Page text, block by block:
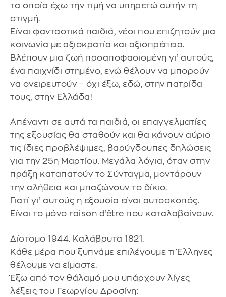
τα οποία έχω την τιμή να υπηρετώ αυτήν τη
στιγμή.
Είναι φανταστικά παιδιά, νέοι που επιζητούν μια
κοινωνία με αξιοκρατία και αξιοπρέπεια.
Βλέπουν μια ζωή προαποφασισμένη γι’ αυτούς,
ένα παιχνίδι στημένο, ενώ θέλουν να μπορούν
να ονειρευτούν – όχι έξω, εδώ, στην πατρίδα
τους, στην Ελλάδα!
Απέναντι σε αυτά τα παιδιά, οι επαγγελματίες
της εξουσίας θα σταθούν και θα κάνουν αύριο
τις ίδιες προβλέψιμες, βαρύγδουπες δηλώσεις
για την 25η Μαρτίου. Μεγάλα λόγια, όταν στην
πράξη καταπατούν το Σύνταγμα, μοντάρουν
την αλήθεια και μπαζώνουν το δίκιο.
Γιατί γι’ αυτούς η εξουσία είναι αυτοσκοπός.
Είναι το μόνο raison d’être που καταλαβαίνουν.
Δίστομο 1944. Καλάβρυτα 1821.
Κάθε μέρα που ξυπνάμε επιλέγουμε τι Έλληνες
θέλουμε να είμαστε.
Έξω από τον θάλαμό μου υπάρχουν λίγες
λέξεις του Γεωργίου Δροσίνη: